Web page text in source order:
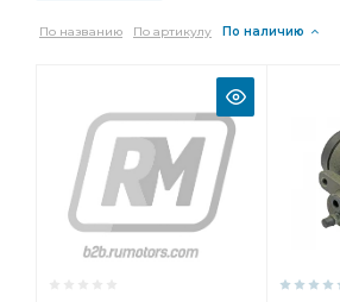
По названию По артикулу По наличию